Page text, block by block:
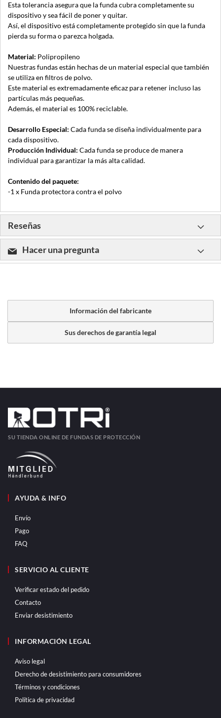
Esta tolerancia asegura que la funda cubra completamente su
dispositivo y sea fácil de poner y quitar.
Así, el dispositivo está completamente protegido sin que la funda
pierda su forma o parezca holgada.
Material: Polipropileno
Nuestras fundas están hechas de un material especial que también
se utiliza en filtros de polvo.
Este material es extremadamente eficaz para retener incluso las
partículas más pequeñas.
Además, el material es 100% reciclable.
Desarrollo Especial: Cada funda se diseña individualmente para
cada dispositivo.
Producción Individual: Cada funda se produce de manera
individual para garantizar la más alta calidad.
Contenido del paquete:
-1 x Funda protectora contra el polvo
Reseñas
Hacer una pregunta
Información del fabricante
Sus derechos de garantía legal
SU TIENDA ONLINE DE FUNDAS DE PROTECCIÓN
AYUDA & INFO
Envío
Pago
FAQ
SERVICIO AL CLIENTE
Verificar estado del pedido
Contacto
Enviar desistimiento
INFORMACIÓN LEGAL
Aviso legal
Derecho de desistimiento para consumidores
Términos y condiciones
Política de privacidad